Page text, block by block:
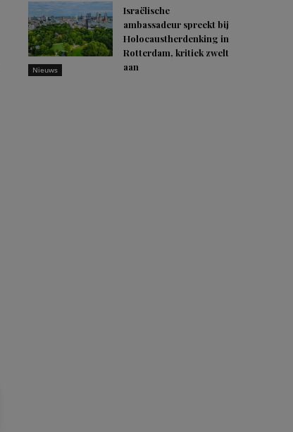
Nieuws
Israëlische
ambassadeur spreekt bij
Holocaustherdenking in
Rotterdam, kritiek zwelt
aan